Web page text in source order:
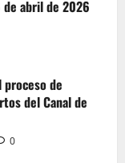
abril de 2026
proceso de
del Canal de
0